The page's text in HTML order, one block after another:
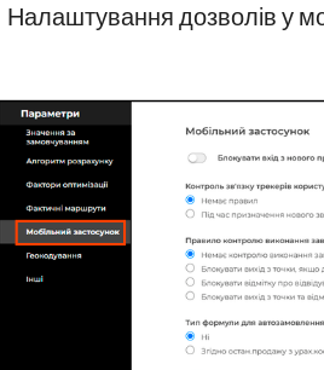
Налаштування дозволів у